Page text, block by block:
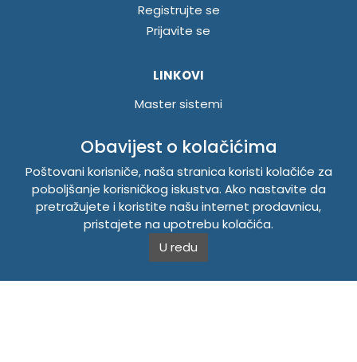
Registrujte se
Prijavite se
LINKOVI
Master sistemi
Akcije
INFORMACIJE
Politika o kolačićima
Uslovi korištenja
Politika privatnosti
Obavijest o kolačićima
Poštovani korisniče, naša stranica koristi kolačiće za
poboljšanje korisničkog iskustva. Ako nastavite da
pretražujete i koristite našu internet prodavnicu,
pristajete na upotrebu kolačića.
U redu